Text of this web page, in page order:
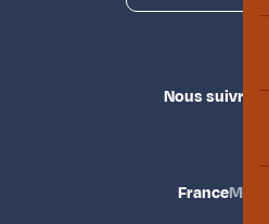
Nous suivre
France